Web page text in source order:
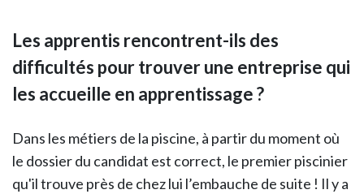
Les apprentis rencontrent-ils des
difficultés pour trouver une entreprise qui
les accueille en apprentissage ?
Dans les métiers de la piscine, à partir du moment où
le dossier du candidat est correct, le premier piscinier
qu'il trouve près de chez lui l’embauche de suite ! Il y a